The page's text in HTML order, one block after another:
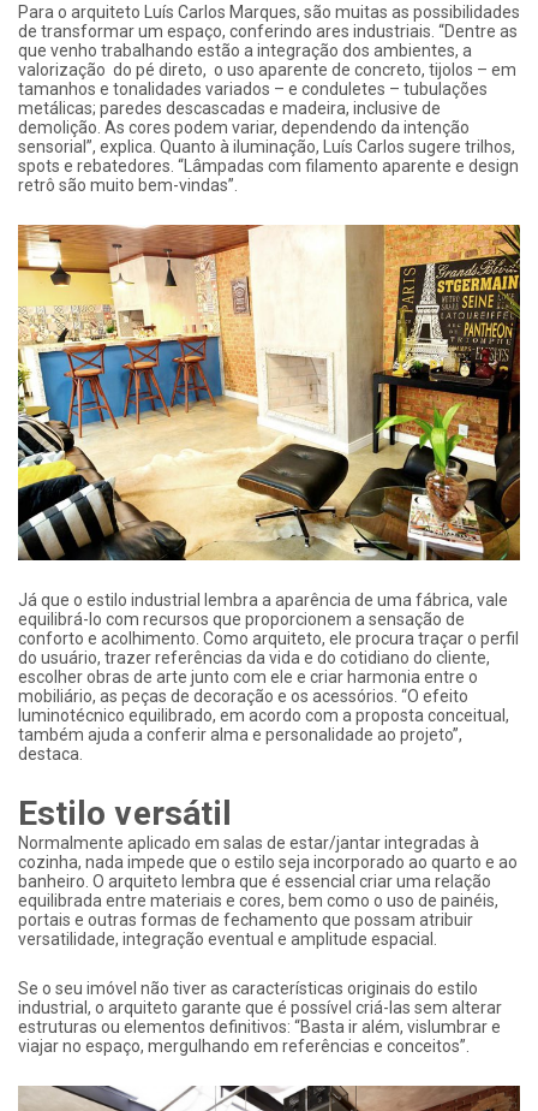
Para o arquiteto Luís Carlos Marques, são muitas as possibilidades
de transformar um espaço, conferindo ares industriais. “Dentre as
que venho trabalhando estão a integração dos ambientes, a
valorização do pé direto, o uso aparente de concreto, tijolos – em
tamanhos e tonalidades variados – e conduletes – tubulações
metálicas; paredes descascadas e madeira, inclusive de
demolição. As cores podem variar, dependendo da intenção
sensorial”, explica. Quanto à iluminação, Luís Carlos sugere trilhos,
spots e rebatedores. “Lâmpadas com filamento aparente e design
retrô são muito bem-vindas”.
Já que o estilo industrial lembra a aparência de uma fábrica, vale
equilibrá-lo com recursos que proporcionem a sensação de
conforto e acolhimento. Como arquiteto, ele procura traçar o perfil
do usuário, trazer referências da vida e do cotidiano do cliente,
escolher obras de arte junto com ele e criar harmonia entre o
mobiliário, as peças de decoração e os acessórios. “O efeito
luminotécnico equilibrado, em acordo com a proposta conceitual,
também ajuda a conferir alma e personalidade ao projeto”,
destaca.
Estilo versátil
Normalmente aplicado em salas de estar/jantar integradas à
cozinha, nada impede que o estilo seja incorporado ao quarto e ao
banheiro. O arquiteto lembra que é essencial criar uma relação
equilibrada entre materiais e cores, bem como o uso de painéis,
portais e outras formas de fechamento que possam atribuir
versatilidade, integração eventual e amplitude espacial.
Se o seu imóvel não tiver as características originais do estilo
industrial, o arquiteto garante que é possível criá-las sem alterar
estruturas ou elementos definitivos: “Basta ir além, vislumbrar e
viajar no espaço, mergulhando em referências e conceitos”.